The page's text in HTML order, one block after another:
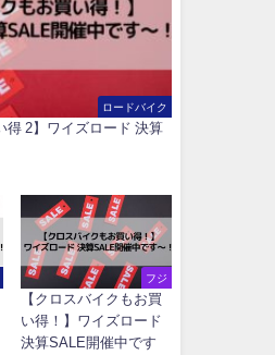
ロードバイク
得 2】ワイズロード 決算
フジ
【クロスバイクもお買
い得！】ワイズロード
決算SALE開催中です